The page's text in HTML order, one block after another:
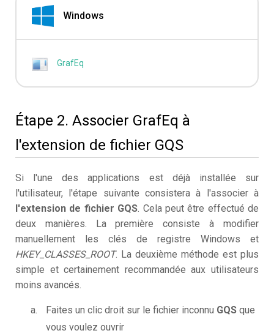
Windows
GrafEq
Étape 2. Associer GrafEq à
l'extension de fichier GQS
Si l'une des applications est déjà installée sur
l'utilisateur, l'étape suivante consistera à l'associer à
l'extension de fichier GQS. Cela peut être effectué de
deux manières. La première consiste à modifier
manuellement les clés de registre Windows et
HKEY_CLASSES_ROOT. La deuxième méthode est plus
simple et certainement recommandée aux utilisateurs
moins avancés.
Faites un clic droit sur le fichier inconnu GQS que
vous voulez ouvrir